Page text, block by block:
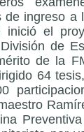
ingreso a
el
de
de la
64